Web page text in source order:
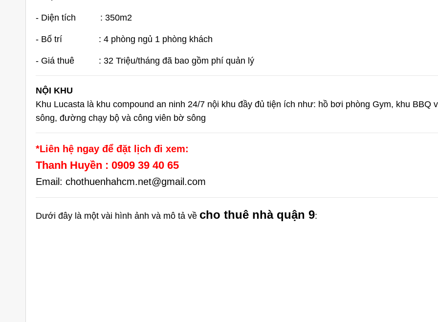
- Diện tích : 350m2
- Bố trí : 4 phòng ngủ 1 phòng khách
- Giá thuê : 32 Triệu/tháng đã bao gồm phí quản lý
NỘI KHU
Khu Lucasta là khu compound an ninh 24/7 nội khu đầy đủ tiện ích như: hồ bơi phòng Gym, khu BBQ
sông, đường chạy bộ và công viên bờ sông
*Liên hệ ngay để đặt lịch đi xem:
Thanh Huyền : 0909 39 40 65
Email: chothuenhahcm.net@gmail.com
Dưới đây là một vài hình ảnh và mô tả về cho thuê nhà quận 9:
Đường
Cho Thuê Nhà Quận 9 Căn Góc
180m2 Sàn Suốt Làm Văn Phòng
25 triệu/tháng
2 lầu 180 Suốt
Dương nhà mới dt 200m2 giá rẻ
1 lầu 200m2 4
Full Nội Thất
2 lầu 102m2